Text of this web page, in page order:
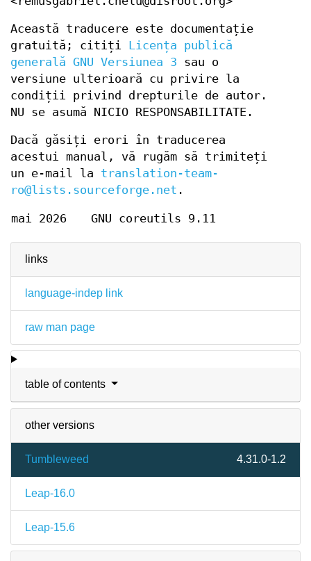
links
language-indep link
raw man page
table of contents
other versions
Tumbleweed 4.31.0-1.2
Leap-16.0
Leap-15.6
Această traducere este documentație
gratuită; citiți Licența publică
generală GNU Versiunea 3 sau o
versiune ulterioară cu privire la
condiții privind drepturile de autor.
NU se asumă NICIO RESPONSABILITATE.
Dacă găsiți erori în traducerea
acestui manual, vă rugăm să trimiteți
un e-mail la translation-team-
ro@lists.sourceforge.net .
mai 2026 GNU coreutils 9.11